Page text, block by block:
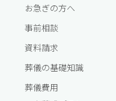
お急ぎの方へ
事前相談
資料請求
葬儀の基礎知識
葬儀費⽤